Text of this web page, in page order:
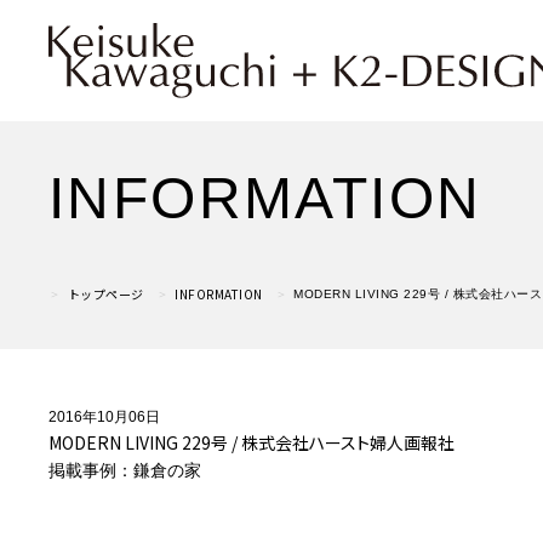
INFORMATION
トップページ INFORMATION MODERN LIVING 229号 / 株式会社ハース
2016年10月06日
MODERN LIVING 229号 / 株式会社ハースト婦人画報社
掲載事例：鎌倉の家